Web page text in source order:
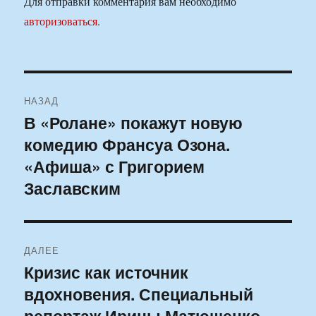
авторизоваться.
по
записям
НАЗАД
Предыдущая
запись:
В «Ролане» покажут новую
комедию Франсуа Озона.
«Афиша» с Григорием
Заславским
ДАЛЕЕ
Следующая
запись:
Кризис как источник
вдохновения. Специальный